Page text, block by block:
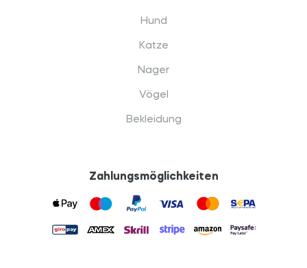
Hund
Katze
Nager
Vögel
Bekleidung
Zahlungsmöglichkeiten